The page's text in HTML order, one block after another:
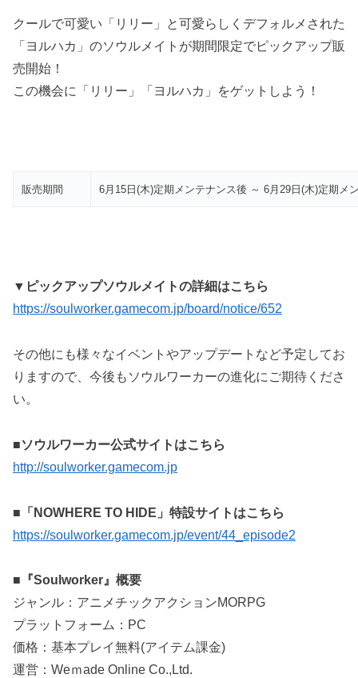
クールで可愛い「リリー」と可愛らしくデフォルメされた
「ヨルハカ」のソウルメイトが期間限定でピックアップ販
売開始！
この機会に「リリー」「ヨルハカ」をゲットしよう！
販売期間 6月15日(木)定期メンテナンス後 ～ 6月29日(木)定期メ
▼ピックアップソウルメイトの詳細はこちら
https://soulworker.gamecom.jp/board/notice/652
その他にも様々なイベントやアップデートなど予定してお
りますので、今後もソウルワーカーの進化にご期待くださ
い。
■ソウルワーカー公式サイトはこちら
http://soulworker.gamecom.jp
■「NOWHERE TO HIDE」特設サイトはこちら
https://soulworker.gamecom.jp/event/44_episode2
■『Soulworker』概要
ジャンル：アニメチックアクションMORPG
プラットフォーム：PC
価格：基本プレイ無料(アイテム課金)
運営：Weｍade Online Co.,Ltd.